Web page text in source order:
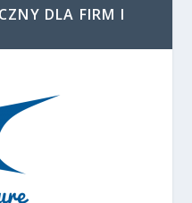
DLA FIRM I